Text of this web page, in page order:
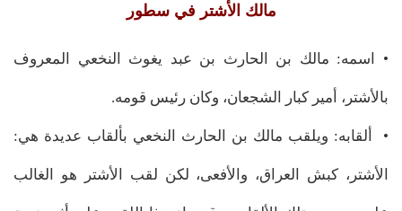
مالك الأشتر في سطور
• اسمه: مالك بن الحارث بن عبد يغوث النخعي المعروف
بالأشتر، أمير كبار الشجعان، وكان رئيس قومه.
• ألقابه: ويلقب مالك بن الحارث النخعي بألقاب عديدة هي:
الأشتر، كبش العراق، والأفعى، لكن لقب الأشتر هو الغالب